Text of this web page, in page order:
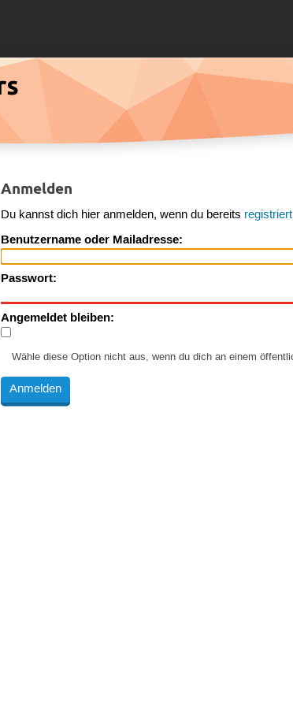
Anmelden
Du kannst dich hier anmelden, wenn du bereits
Benutzername oder Mailadresse:
Passwort:
Angemeldet bleiben:
Wähle diese Option nicht aus, wenn du dich an einem